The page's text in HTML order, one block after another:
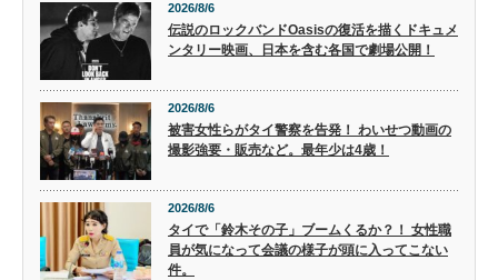
2026/8/6
伝説のロックバンドOasisの復活を描くドキュメ
ンタリー映画、日本を含む各国で劇場公開！
2026/8/6
被害女性らがタイ警察を告発！ わいせつ動画の
撮影強要・販売など。最年少は4歳！
2026/8/6
タイで「鈴木その子」ブームくるか？！ 女性職
員が気になって会議の様子が頭に入ってこない
件。